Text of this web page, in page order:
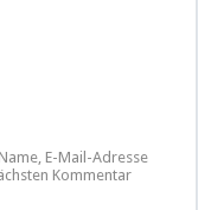
Name, E-Mail-Adresse
Kommentar